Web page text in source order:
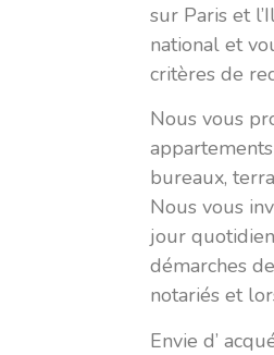
sur Paris et
national et
critères de
Nous vous
bureaux,
Nous vous
jour
démarches
notariés et
Envie d’